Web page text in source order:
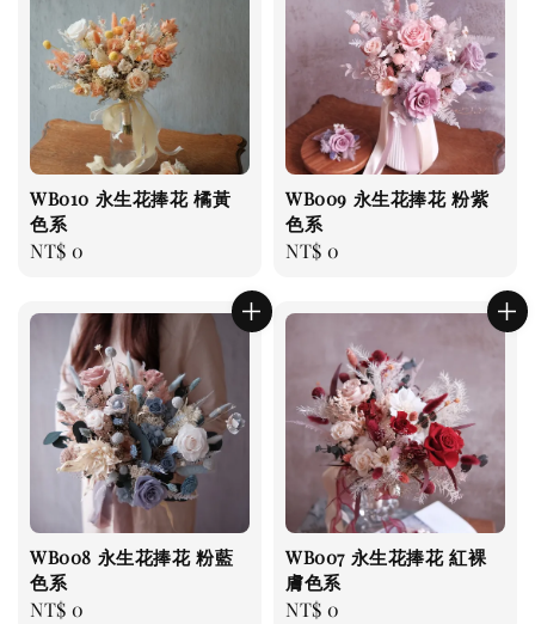
WB010 永生花捧花 橘黃
色系
Regular
NT$ 0
WB009 永生花捧花 粉紫
色系
Regular
NT$ 0
WB008 永生花捧花 粉藍
色系
Regular
NT$ 0
WB007 永生花捧花 紅裸
膚色系
Regular
NT$ 0